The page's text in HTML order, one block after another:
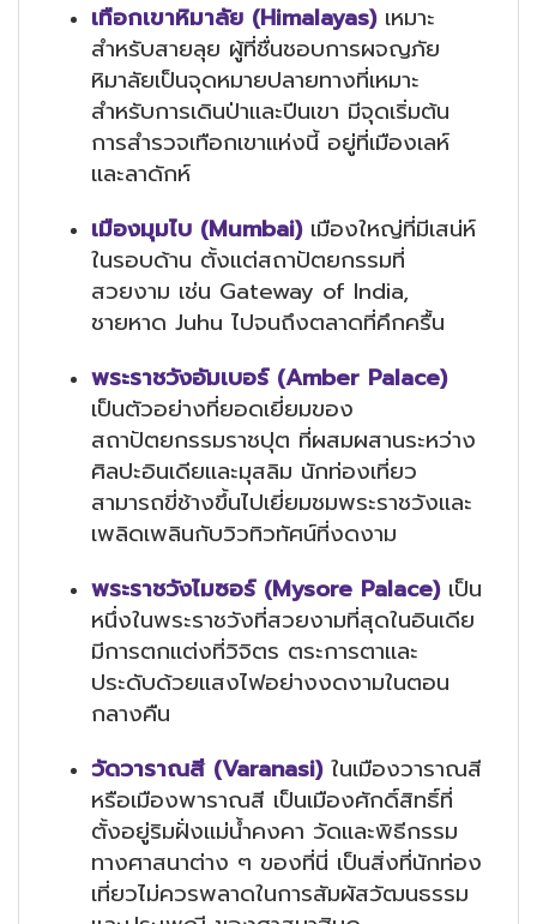
เทือกเขาหิมาลัย (Himalayas)เหมาะ
สำหรับสายลุย ผู้ที่ชื่นชอบการผจญภัย
หิมาลัยเป็นจุดหมายปลายทางที่เหมาะ
สำหรับการเดินป่าและปีนเขา มีจุดเริ่มต้น
การสำรวจเทือกเขาแห่งนี้ อยู่ที่เมืองเลห์
และลาดักห์
เมืองมุมไบ (Mumbai) เมืองใหญ่ที่มีเสน่ห์
ในรอบด้าน ตั้งแต่สถาปัตยกรรมที่
สวยงาม เช่น Gateway of India,
ชายหาด Juhu ไปจนถึงตลาดที่คึกครื้น
พระราชวังอัมเบอร์ (Amber Palace)
เป็นตัวอย่างที่ยอดเยี่ยมของ
สถาปัตยกรรมราชปุต ที่ผสมผสานระหว่าง
ศิลปะอินเดียและมุสลิม นักท่องเที่ยว
สามารถขี่ช้างขึ้นไปเยี่ยมชมพระราชวังและ
เพลิดเพลินกับวิวทิวทัศน์ที่งดงาม
พระราชวังไมซอร์ (Mysore Palace)เป็น
หนึ่งในพระราชวังที่สวยงามที่สุดในอินเดีย
มีการตกแต่งที่วิจิตร ตระการตาและ
ประดับด้วยแสงไฟอย่างงดงามในตอน
กลางคืน
วัดวาราณสี (Varanasi)ในเมืองวาราณสี
หรือเมืองพาราณสี เป็นเมืองศักดิ์สิทธิ์ที่
ตั้งอยู่ริมฝั่งแม่น้ำคงคา วัดและพิธีกรรม
ทางศาสนาต่าง ๆ ของที่นี่ เป็นสิ่งที่นักท่อง
เที่ยวไม่ควรพลาดในการสัมผัสวัฒนธรรม